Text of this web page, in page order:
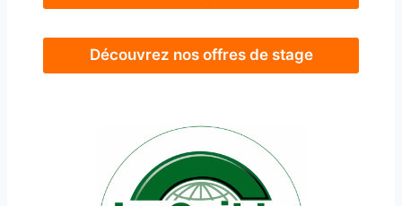
Découvrez nos offres de stage